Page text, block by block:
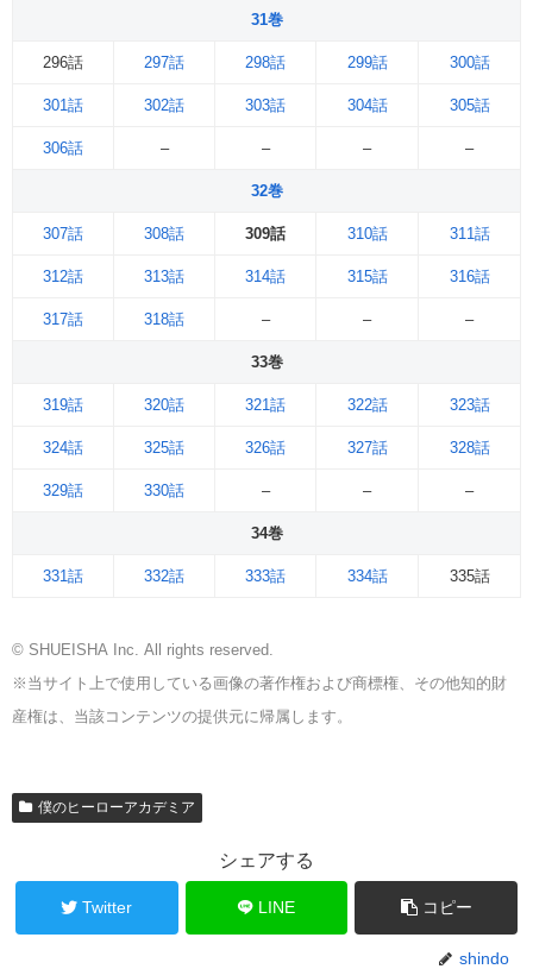
31巻
296話 297話 298話 299話 300話
301話 302話 303話 304話 305話
306話 – – – –
32巻
307話 308話 309話 310話 311話
312話 313話 314話 315話 316話
317話 318話 – – –
33巻
319話 320話 321話 322話 323話
324話 325話 326話 327話 328話
329話 330話 – – –
34巻
331話 332話 333話 334話 335話
© SHUEISHA Inc. All rights reserved.
※当サイト上で使用している画像の著作権および商標権、その他知的財
産権は、当該コンテンツの提供元に帰属します。
僕のヒーローアカデミア
シェアする
Twitter LINE コピー
shindo